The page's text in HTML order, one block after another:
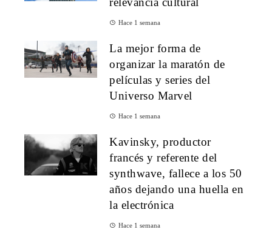
Hace 1 semana
La mejor forma de
organizar la maratón de
películas y series del
Universo Marvel
Hace 1 semana
Kavinsky, productor
francés y referente del
synthwave, fallece a los 50
años dejando una huella en
la electrónica
Hace 1 semana